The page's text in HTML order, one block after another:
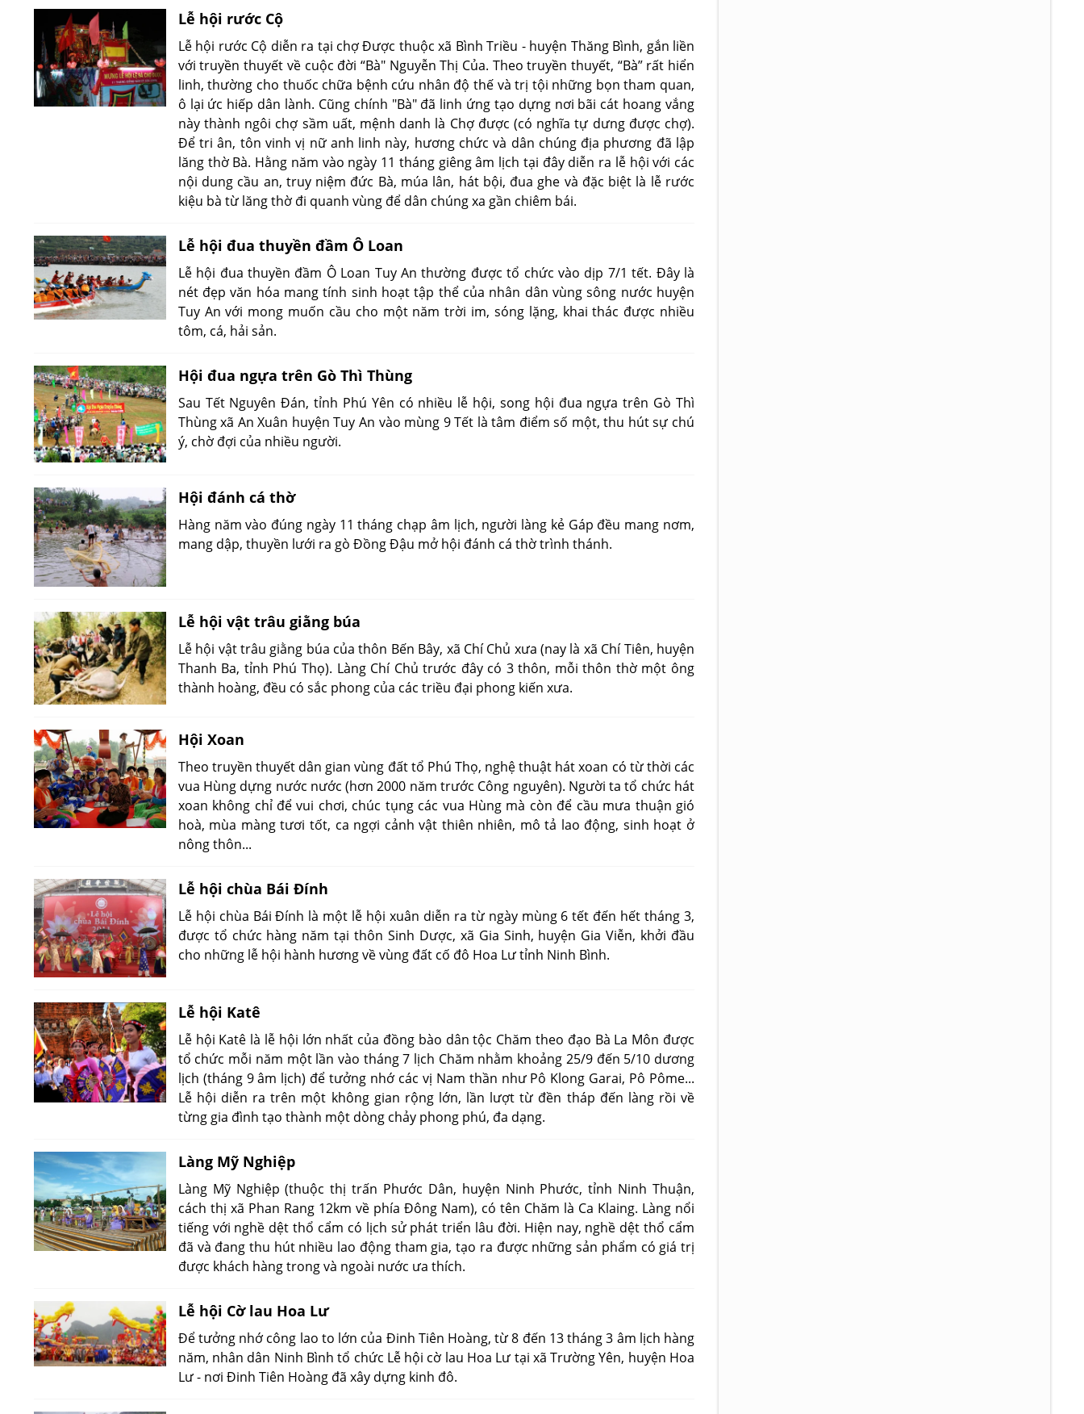
Lễ hội rước Cộ
Lễ hội rước Cộ diễn ra tại chợ Được thuộc xã Bình Triều - huyện Thăng Bình, gắn liền
với truyền thuyết về cuộc đời “Bà" Nguyễn Thị Của. Theo truyền thuyết, “Bà” rất hiển
linh, thường cho thuốc chữa bệnh cứu nhân độ thế và trị tội những bọn tham quan,
ô lại ức hiếp dân lành. Cũng chính "Bà" đã linh ứng tạo dựng nơi bãi cát hoang vắng
này thành ngôi chợ sầm uất, mệnh danh là Chợ được (có nghĩa tự dưng được chợ).
Để tri ân, tôn vinh vị nữ anh linh này, hương chức và dân chúng địa phương đã lập
lăng thờ Bà. Hằng năm vào ngày 11 tháng giêng âm lịch tại đây diễn ra lễ hội với các
nội dung cầu an, truy niệm đức Bà, múa lân, hát bội, đua ghe và đặc biệt là lễ rước
kiệu bà từ lăng thờ đi quanh vùng để dân chúng xa gần chiêm bái.
Lễ hội đua thuyền đầm Ô Loan
Lễ hội đua thuyền đầm Ô Loan Tuy An thường được tổ chức vào dịp 7/1 tết. Đây là
nét đẹp văn hóa mang tính sinh hoạt tập thể của nhân dân vùng sông nước huyện
Tuy An với mong muốn cầu cho một năm trời im, sóng lặng, khai thác được nhiều
tôm, cá, hải sản.
Hội đua ngựa trên Gò Thì Thùng
Sau Tết Nguyên Đán, tỉnh Phú Yên có nhiều lễ hội, song hội đua ngựa trên Gò Thì
Thùng xã An Xuân huyện Tuy An vào mùng 9 Tết là tâm điểm số một, thu hút sự chú
ý, chờ đợi của nhiều người.
Hội đánh cá thờ
Hàng năm vào đúng ngày 11 tháng chạp âm lịch, người làng kẻ Gáp đều mang nơm,
mang dập, thuyền lưới ra gò Đồng Đậu mở hội đánh cá thờ trình thánh.
Lễ hội vật trâu giằng búa
Lễ hội vật trâu giằng búa của thôn Bến Bây, xã Chí Chủ xưa (nay là xã Chí Tiên, huyện
Thanh Ba, tỉnh Phú Thọ). Làng Chí Chủ trước đây có 3 thôn, mỗi thôn thờ một ông
thành hoàng, đều có sắc phong của các triều đại phong kiến xưa.
Hội Xoan
Theo truyền thuyết dân gian vùng đất tổ Phú Thọ, nghệ thuật hát xoan có từ thời các
vua Hùng dựng nước nước (hơn 2000 năm trước Công nguyên). Người ta tổ chức hát
xoan không chỉ để vui chơi, chúc tụng các vua Hùng mà còn để cầu mưa thuận gió
hoà, mùa màng tươi tốt, ca ngợi cảnh vật thiên nhiên, mô tả lao động, sinh hoạt ở
nông thôn...
Lễ hội chùa Bái Đính
Lễ hội chùa Bái Đính là một lễ hội xuân diễn ra từ ngày mùng 6 tết đến hết tháng 3,
được tổ chức hàng năm tại thôn Sinh Dược, xã Gia Sinh, huyện Gia Viễn, khởi đầu
cho những lễ hội hành hương về vùng đất cố đô Hoa Lư tỉnh Ninh Bình.
Lễ hội Katê
Lễ hội Katê là lễ hội lớn nhất của đồng bào dân tộc Chăm theo đạo Bà La Môn được
tổ chức mỗi năm một lần vào tháng 7 lịch Chăm nhằm khoảng 25/9 đến 5/10 dương
lịch (tháng 9 âm lịch) để tưởng nhớ các vị Nam thần như Pô Klong Garai, Pô Pôme...
Lễ hội diễn ra trên một không gian rộng lớn, lần lượt từ đền tháp đến làng rồi về
từng gia đình tạo thành một dòng chảy phong phú, đa dạng.
Làng Mỹ Nghiệp
Làng Mỹ Nghiệp (thuộc thị trấn Phước Dân, huyện Ninh Phước, tỉnh Ninh Thuận,
cách thị xã Phan Rang 12km về phía Đông Nam), có tên Chăm là Ca Klaing. Làng nổi
tiếng với nghề dệt thổ cẩm có lịch sử phát triển lâu đời. Hiện nay, nghề dệt thổ cẩm
đã và đang thu hút nhiều lao động tham gia, tạo ra được những sản phẩm có giá trị
được khách hàng trong và ngoài nước ưa thích.
Lễ hội Cờ lau Hoa Lư
Để tưởng nhớ công lao to lớn của Đinh Tiên Hoàng, từ 8 đến 13 tháng 3 âm lịch hàng
năm, nhân dân Ninh Bình tổ chức Lễ hội cờ lau Hoa Lư tại xã Trường Yên, huyện Hoa
Lư - nơi Đinh Tiên Hoàng đã xây dựng kinh đô.